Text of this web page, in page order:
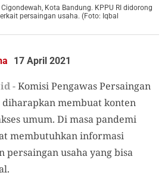
Kota Bandung. KPPU RI didorong
persaingan usaha. (Foto: Iqbal
17 April 2021
-Komisi Pengawas Persaingan
diharapkan membuat konten
umum. Di masa pandemi
membutuhkan informasi
persaingan usaha yang bisa